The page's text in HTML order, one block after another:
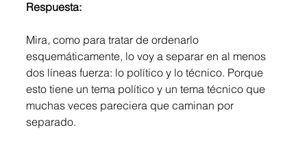
Respuesta:
Mira, como para tratar de ordenarlo
esquemáticamente, lo voy a separar en al menos
dos líneas fuerza: lo político y lo técnico. Porque
esto tiene un tema político y un tema técnico que
muchas veces pareciera que caminan por
separado.